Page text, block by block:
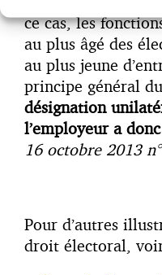
ce cas, les
au plus âgé des
au plus jeune
principe général
désignation
l’employeur a
16 octobre 2013
Pour d’autres
droit électoral,